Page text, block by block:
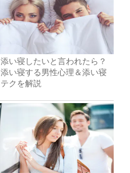
添い寝したいと言われたら？
添い寝する男性心理＆添い寝
テクを解説